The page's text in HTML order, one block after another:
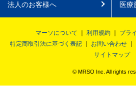
法人のお客様へ 医療
マーソについて 利用規約
プラ
特定商取引法に基づく表記
お問い合わせ
サイトマップ
© MRSO Inc. All rights